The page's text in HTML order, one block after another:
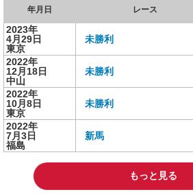
年月日 レース
2023年
4月29日
東京
未勝利
2022年
12月18日
中山
未勝利
2022年
10月8日
東京
未勝利
2022年
7月3日
福島
新馬
もっと見る